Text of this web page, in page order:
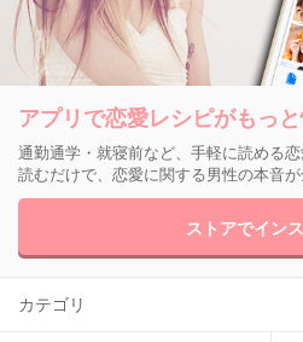
アプリで恋愛レシピがもっ
通勤通学・就寝前など、手軽に読める
読むだけで、恋愛に関する男性の本音
ストアでイン
カテゴリ